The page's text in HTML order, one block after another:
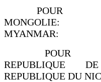
POUR
MYANMAR:
POUR
REPUBLIQUE DU